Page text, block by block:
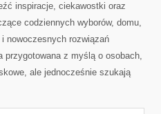
inspiracje, ciekawostki oraz
codziennych wyborów, domu,
nowoczesnych rozwiązań
przygotowana z myślą o osobach,
ale jednocześnie szukają